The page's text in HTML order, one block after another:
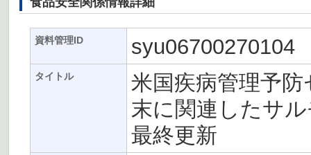
資料管理ID syu06700270104
タイトル
米国疾病管理予
末に関連したサ
最終更新